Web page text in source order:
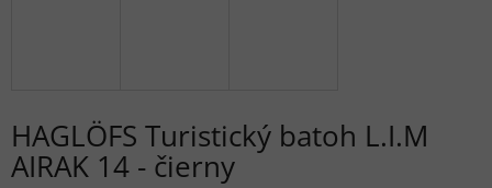
HAGLÖFS Turistický batoh L.I.M
AIRAK 14 - čierny